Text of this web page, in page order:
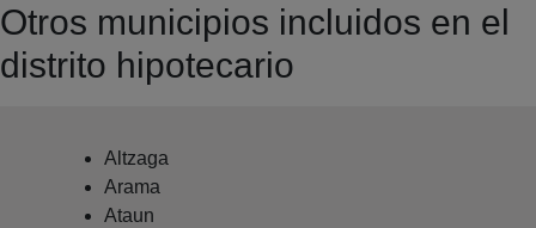
Otros municipios incluidos en el
distrito hipotecario
Altzaga
Arama
Ataun